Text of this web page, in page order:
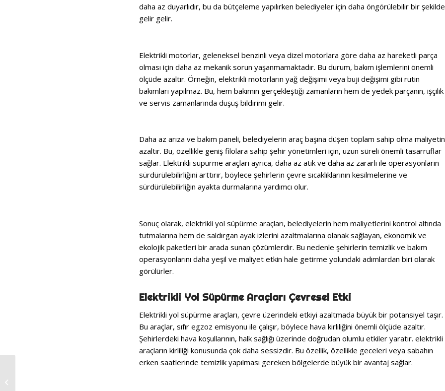
daha az duyarlıdır, bu da bütçeleme yapılırken belediyeler için daha öngörülebilir bir şekilde
gelir gelir.
Elektrikli motorlar, geleneksel benzinli veya dizel motorlara göre daha az hareketli parça
olması için daha az mekanik sorun yaşanmamaktadır. Bu durum, bakım işlemlerini önemli
ölçüde azaltır. Örneğin, elektrikli motorların yağ değişimi veya buji değişimi gibi rutin
bakımları yapılmaz. Bu, hem bakımın gerçekleştiği zamanların hem de yedek parçanın, işçilik
ve servis zamanlarında düşüş bildirimi gelir.
Daha az arıza ve bakım paneli, belediyelerin araç başına düşen toplam sahip olma
azaltır. Bu, özellikle geniş filolara sahip şehir yönetimleri için, uzun süreli önemli tasarruflar
sağlar. Elektrikli süpürme araçları ayrıca, daha az atık ve daha az zararlı ile operasyonların
sürdürülebilirliğini arttırır, böylece şehirlerin çevre sıcaklıklarının kesilmelerine ve
sürdürülebilirliğin ayakta durmalarına yardımcı olur.
Sonuç olarak, elektrikli yol süpürme araçları, belediyelerin hem maliyetlerini kontrol altında
tutmalarına hem de saldırgan ayak izlerini azaltmalarına olanak sağlayan, ekonomik ve
ekolojik paketleri bir arada sunan çözümlerdir. Bu nedenle şehirlerin temizlik ve bakım
operasyonlarını daha yeşil ve maliyet etkin hale getirme yolundaki adımlardan biri olarak
görülürler.
Elektrikli Yol Süpürme Araçları Çevresel Etki
Elektrikli yol süpürme araçları, çevre üzerindeki etkiyi azaltmada büyük bir potansiyel taşır.
Bu araçlar, sıfır egzoz emisyonu ile çalışır, böylece hava kirliliğini önemli ölçüde azaltır.
Şehirlerdeki hava koşullarının, halk sağlığı üzerinde doğrudan olumlu etkiler yaratır. elektrikli
araçların kirliliği konusunda çok daha sessizdir. Bu özellik, özellikle geceleri veya sabahın
erken saatlerinde temizlik yapılması gereken bölgelerde büyük bir avantaj sağlar.